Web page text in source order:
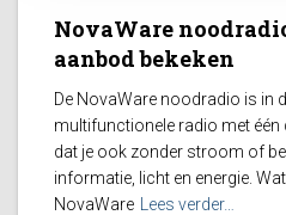
NovaWare
aanbod bekeken
De NovaWare noodradio is in
multifunctionele radio met één
dat je ook zonder stroom of
informatie, licht en energie.
NovaWare
Lees verder…